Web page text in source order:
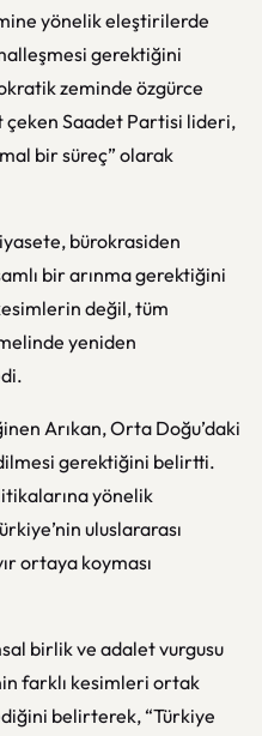
yönelik eleştirilerde
gerektiğini
zeminde özgürce
çeken Saadet Partisi lideri,
bir süreç” olarak
bürokrasiden
bir arınma gerektiğini
değil, tüm
yeniden
Arıkan, Orta Doğu’daki
gerektiğini belirtti.
yönelik
uluslararası
ortaya koyması
birlik ve adalet vurgusu
farklı kesimleri ortak
belirterek, “Türkiye